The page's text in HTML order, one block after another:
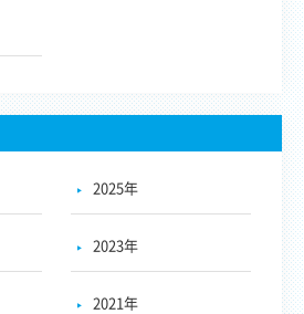
2025年
2023年
2021年